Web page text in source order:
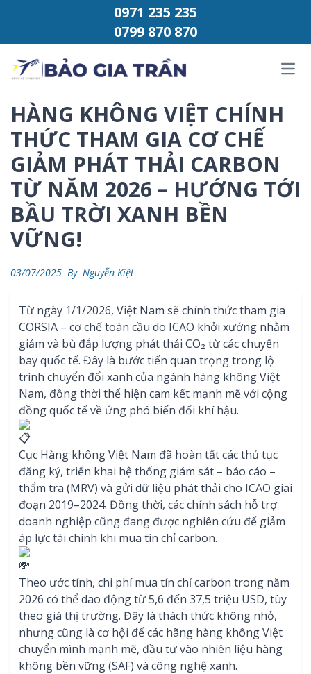
Chuyển đến phần nội dung0971 235 235
0799 870 870
HÀNG KHÔNG VIỆT CHÍNH
THỨC THAM GIA CƠ CHẾ
GIẢM PHÁT THẢI CARBON
TỪ NĂM 2026 – HƯỚNG TỚI
BẦU TRỜI XANH BỀN
VỮNG!
03/07/2025 By Nguyễn Kiệt
Từ ngày 1/1/2026, Việt Nam sẽ chính thức tham gia
CORSIA – cơ chế toàn cầu do ICAO khởi xướng nhằm
giảm và bù đắp lượng phát thải CO₂ từ các chuyến
bay quốc tế. Đây là bước tiến quan trọng trong lộ
trình chuyển đổi xanh của ngành hàng không Việt
Nam, đồng thời thể hiện cam kết mạnh mẽ với cộng
đồng quốc tế về ứng phó biến đổi khí hậu.
Cục Hàng không Việt Nam đã hoàn tất các thủ tục
đăng ký, triển khai hệ thống giám sát – báo cáo –
thẩm tra (MRV) và gửi dữ liệu phát thải cho ICAO giai
đoạn 2019–2024. Đồng thời, các chính sách hỗ trợ
doanh nghiệp cũng đang được nghiên cứu để giảm
áp lực tài chính khi mua tín chỉ carbon.
Theo ước tính, chi phí mua tín chỉ carbon trong năm
2026 có thể dao động từ 5,6 đến 37,5 triệu USD, tùy
theo giá thị trường. Đây là thách thức không nhỏ,
nhưng cũng là cơ hội để các hãng hàng không Việt
chuyển mình mạnh mẽ, đầu tư vào nhiên liệu hàng
không bền vững (SAF) và công nghệ xanh.